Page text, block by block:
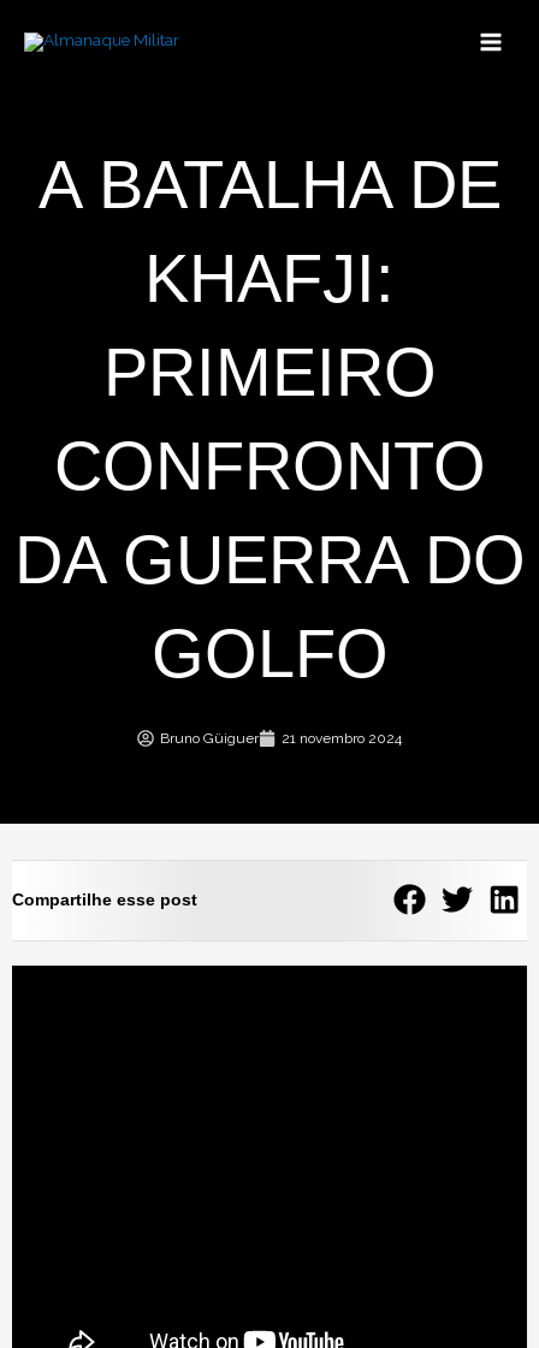
para
A BATALHA DE
KHAFJI:
PRIMEIRO
CONFRONTO
DA GUERRA DO
GOLFO
Bruno Güiguer 21 novembro 2024
Compartilhe esse post